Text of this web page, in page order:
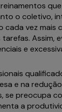
o coletivo,
cada vez mais
Assim,
e
e na
se preocupa
a